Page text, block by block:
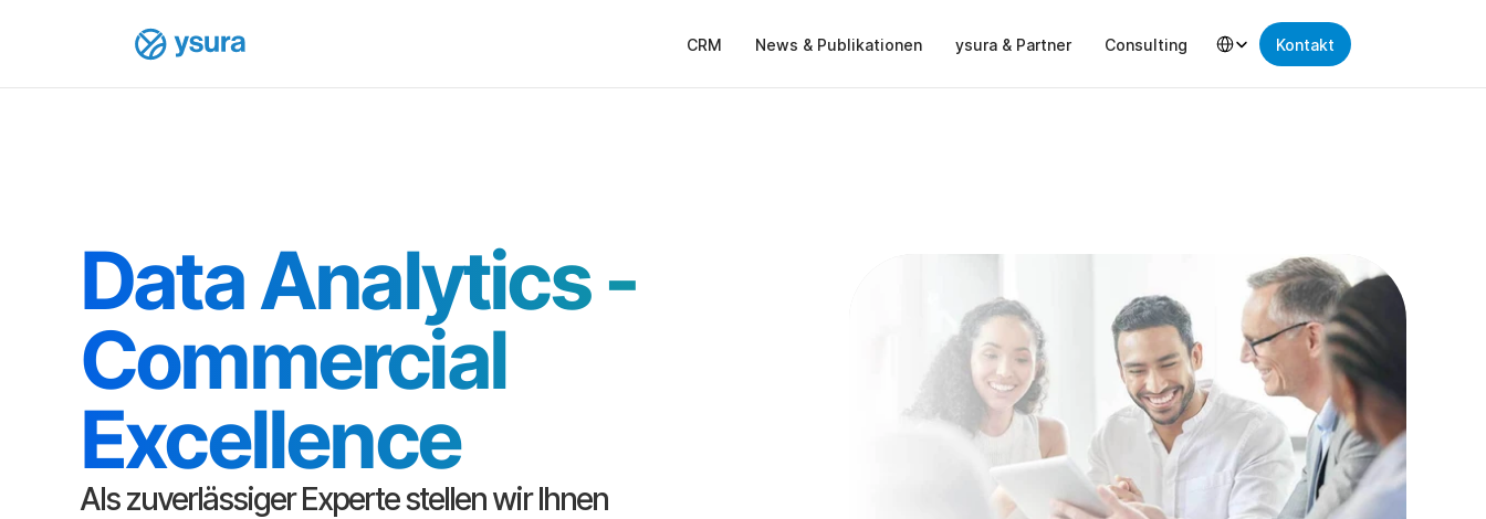
CRM News & Publikationen ysura & Partner Consulting
Select Language
Kontakt
Data Analytics -
Commercial
Excellence
Als zuverlässiger Experte stellen wir Ihnen